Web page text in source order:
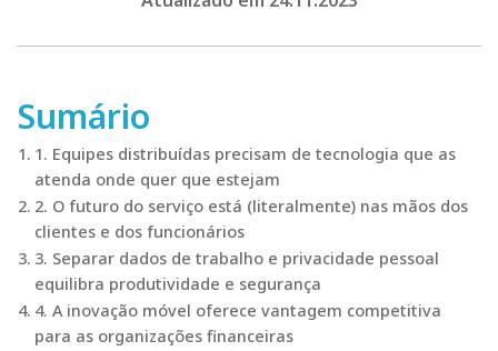
Sumário
1. Equipes distribuídas precisam de tecnologia que as
atenda onde quer que estejam
2. O futuro do serviço está (literalmente) nas mãos dos
clientes e dos funcionários
3. Separar dados de trabalho e privacidade pessoal
equilibra produtividade e segurança
4. A inovação móvel oferece vantagem competitiva
para as organizações financeiras